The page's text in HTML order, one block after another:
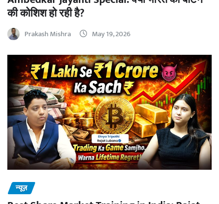
की कोशिश हो रही है?
Prakash Mishra May 19, 2026
न्यूज़